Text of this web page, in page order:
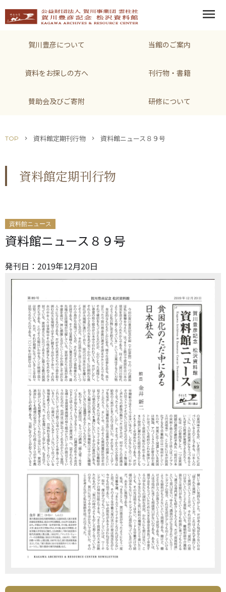
menu
賀川豊彦について 当館のご案内
資料をお探しの方へ 刊行物・書籍
賛助会及びご寄附 研修について
TOP chevron_right 資料館定期刊行物 chevron_right 資料館ニュース８９号
資料館定期刊行物
資料館ニュース
資料館ニュース８９号
発刊日： 2019年12月20日